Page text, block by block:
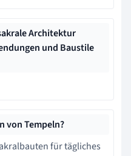
Architektur
und Baustile
von Tempeln?
für tägliches